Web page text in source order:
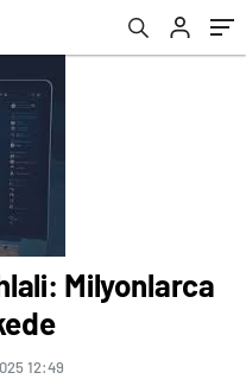
Milyonlarca
12:49